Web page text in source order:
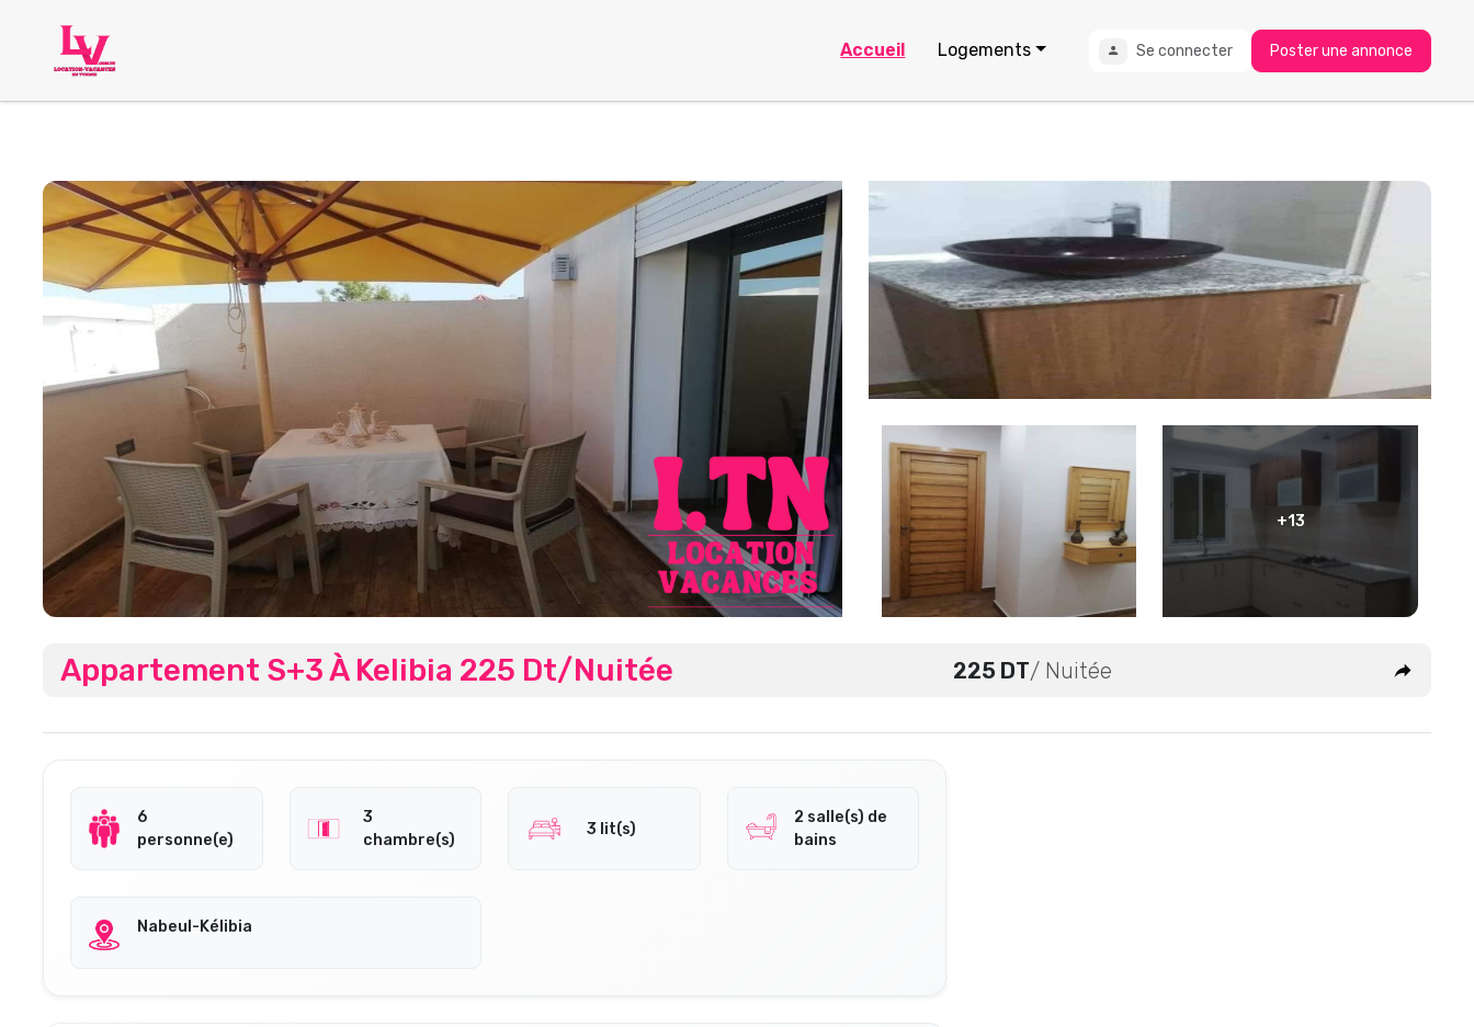
Accueil Logements Se connecter Poster une annonce
+13
Appartement S+3 À Kelibia 225 Dt/Nuitée 225 DT/ Nuitée
6
personne(e)
3
chambre(s)
3 lit(s)
2 salle(s) de
bains
Nabeul-Kélibia